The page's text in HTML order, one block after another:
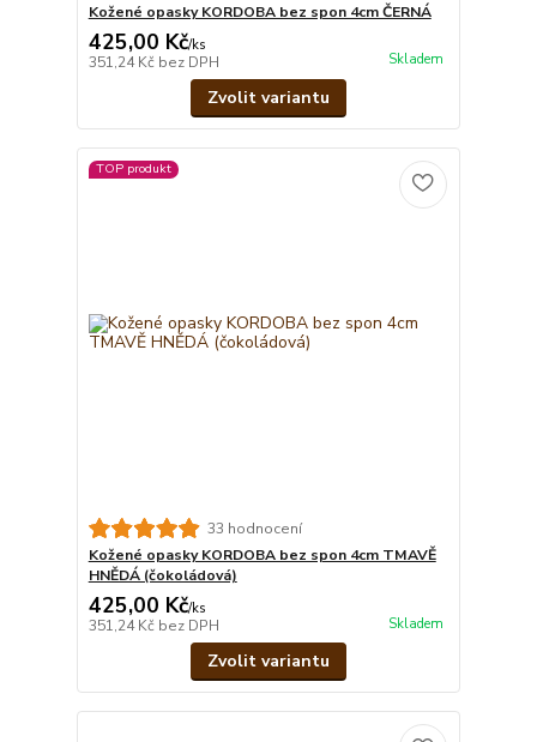
Kožené opasky KORDOBA bez spon 4cm ČERNÁ
425,00 Kč/ks
351,24 Kč bez DPH Skladem
Zvolit variantu
TOP produkt
33 hodnocení
Kožené opasky KORDOBA bez spon 4cm TMAVĚ
HNĚDÁ (čokoládová)
425,00 Kč/ks
351,24 Kč bez DPH Skladem
Zvolit variantu